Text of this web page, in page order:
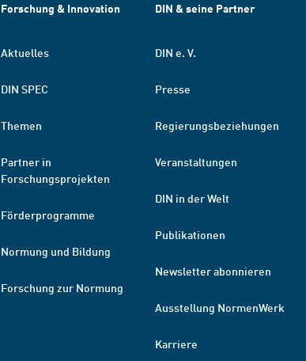
Forschung & Innovation
Aktuelles
DIN SPEC
Themen
Partner in
Forschungsprojekten
Förderprogramme
Normung und Bildung
Forschung zur Normung
DIN & seine Partner
DIN e. V.
Presse
Regierungsbeziehungen
Veranstaltungen
DIN in der Welt
Publikationen
Newsletter abonnieren
Ausstellung NormenWerk
Karriere